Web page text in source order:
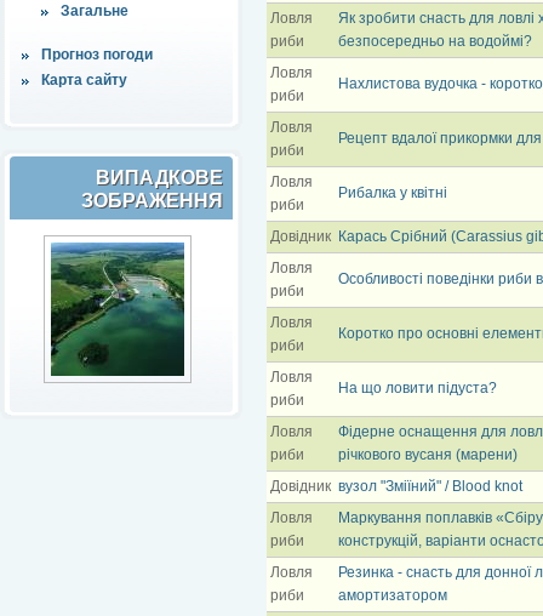
Загальне
Прогноз погоди
Карта сайту
ВИПАДКОВЕ
ЗОБРАЖЕННЯ
Ловля
риби
Як зробити снасть для ловлі
безпосередньо на водоймі?
Ловля
риби
Нахлистова вудочка -
Ловля
риби
Рецепт вдалої прикормки
Ловля
риби
Рибалка у квітні
Довідник Карась Срібний (Carassius
Ловля
риби
Особливості поведінки риби
Ловля
риби
Коротко про основні
Ловля
риби
На що ловити підуста?
Ловля
риби
Фідерне оснащення для
річкового вусаня (марени)
Довідник вузол "Зміїний" / Blood knot
Ловля
риби
Маркування поплавків
конструкцій, варіанти
Ловля
риби
Резинка - cнасть для донної
амортизатором